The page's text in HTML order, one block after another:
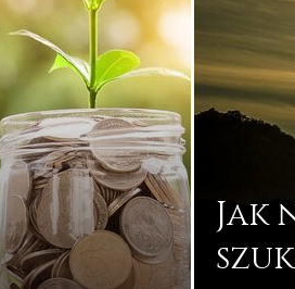
Jak